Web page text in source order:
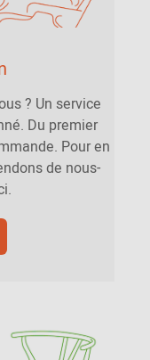
? Un service
Du premier
Pour en
de nous-